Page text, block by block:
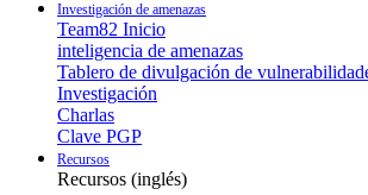
Investigación de amenazas
Team82 Inicio
inteligencia de amenazas
Tablero de divulgación de
Investigación
Charlas
Clave PGP
Recursos
Recursos (inglés)